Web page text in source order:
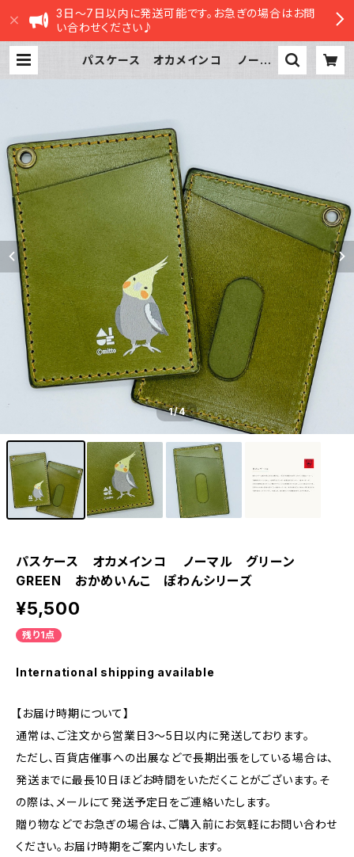
3日～7日以内に発送可能です。お急ぎの場合はお問
い合わせください♪
パスケース オカメインコ ノーマ
1/4
パスケース オカメインコ ノーマル グリーン
GREEN おかめいんこ ぽわんシリーズ
¥5,500
残り1点
International shipping available
【お届け時期について】
通常は、ご注文から営業日3〜5日以内に発送しております。
ただし、百貨店催事への出展などで長期出張をしている場合は、
発送までに最長10日ほどお時間をいただくことがございます。そ
の際は、メールにて発送予定日をご連絡いたします。
贈り物などでお急ぎの場合は、ご購入前にお気軽にお問い合わせ
ください。お届け時期をご案内いたします。